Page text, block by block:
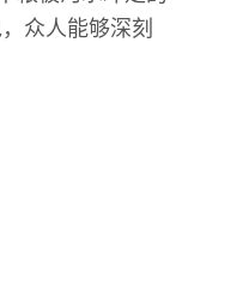
众人能够深刻